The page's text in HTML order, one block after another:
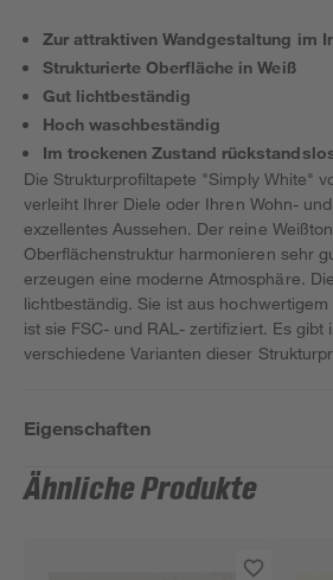
Zur attraktiven Wandgestaltung im
Strukturierte Oberfläche in Weiß
Gut lichtbeständig
Hoch waschbeständig
Im trockenen Zustand
Die Strukturprofiltapete "Simply White"
verleiht Ihrer Diele oder Ihren Wohn-
exzellentes Aussehen. Der reine
Oberflächenstruktur harmonieren sehr
erzeugen eine moderne Atmosphäre.
lichtbeständig. Sie ist aus
ist sie FSC- und RAL- zertifiziert. Es gibt
verschiedene Varianten dieser
Eigenschaften
Ähnliche Produkte